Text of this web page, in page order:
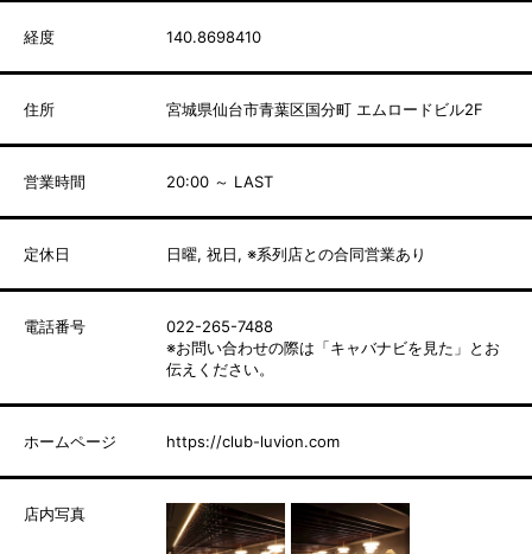
経度 140.8698410
住所 宮城県仙台市青葉区国分町 エムロードビル2F
営業時間 20:00 ～ LAST
定休日 日曜, 祝日, ※系列店との合同営業あり
電話番号
022-265-7488
※お問い合わせの際は「キャバナビを見た」とお
伝えください。
ホームページ https://club-luvion.com
店内写真